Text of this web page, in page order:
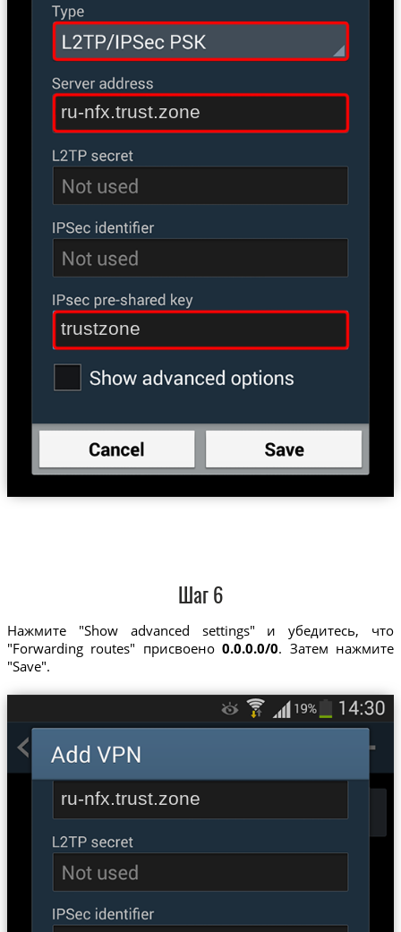
ru-nfx.trust.zone
trustzone
Шаг 6
Нажмите "Show advanced settings" и убедитесь, что
"Forwarding routes" присвоено0.0.0.0/0. Затем нажмите
"Save".
ru-nfx.trust.zone